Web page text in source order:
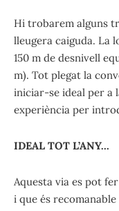
Hi trobarem alguns
lleugera caiguda. La
150 m de desnivell
m). Tot plegat la
iniciar-se ideal per a
experiència per
IDEAL TOT L’ANY…
Aquesta via es pot
i que és recomanable